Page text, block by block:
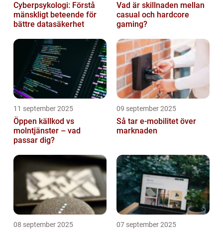
Cyberpsykologi: Förstå
mänskligt beteende för
bättre datasäkerhet
Vad är skillnaden mellan
casual och hardcore
gaming?
11 september 2025
Öppen källkod vs
molntjänster – vad
passar dig?
09 september 2025
Så tar e-mobilitet över
marknaden
08 september 2025 07 september 2025